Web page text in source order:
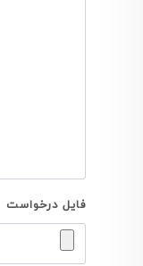
فایل درخواست